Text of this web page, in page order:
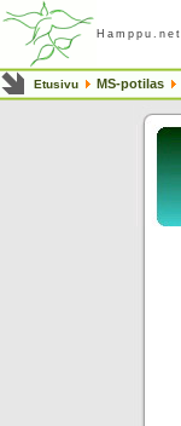
Hamppu.net
Etusivu MS-potilas